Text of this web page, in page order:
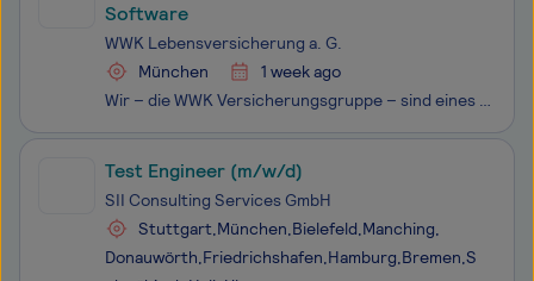
Software
WWK Lebensversicherung a. G.
München
1 week ago
Wir – die WWK Versicherungsgruppe – sind eines der traditionsreichsten und zugleich innovativsten Unternehmen der deutschen Versicherungsbranche. Wir sind ein substanz- und wachstumsstarker, unabhängiger und moderner Finanzdienstleister, der zu den Marktführern im Bereich der fondsgebundenen Lebensv
Test Engineer (m/w/d)
SII Consulting Services GmbH
Stuttgart,München,Bielefeld,Manching,
Donauwörth,Friedrichshafen,Hamburg,Bremen,S